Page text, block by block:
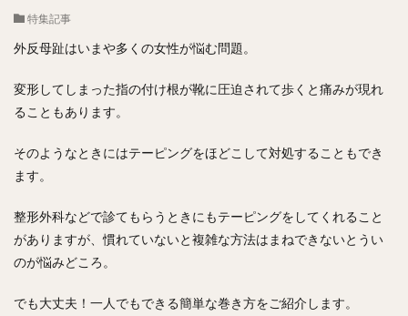
特集記事
外反母趾はいまや多くの女性が悩む問題。
変形してしまった指の付け根が靴に圧迫されて歩くと痛みが現れ
ることもあります。
そのようなときにはテーピングをほどこして対処することもでき
ます。
整形外科などで診てもらうときにもテーピングをしてくれること
がありますが、慣れていないと複雑な方法はまねできないとうい
のが悩みどころ。
でも大丈夫！一人でもできる簡単な巻き方をご紹介します。